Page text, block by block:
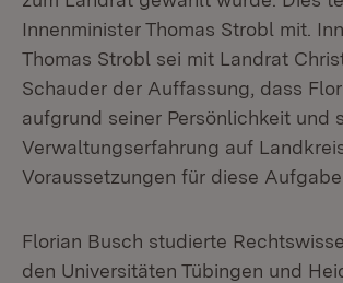
Innenminister Thomas Strobl mit.
Thomas Strobl sei mit Landrat
Schauder der Auffassung, dass
aufgrund seiner Persönlichkeit und
Verwaltungserfahrung auf
Voraussetzungen für diese
Florian Busch studierte
den Universitäten Tübingen und